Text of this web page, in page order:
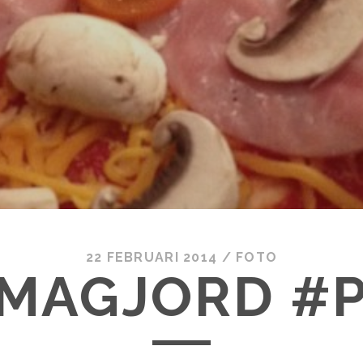
22 FEBRUARI 2014 / FOTO